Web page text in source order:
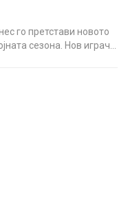
го претстави новото
сезона. Нов играч…